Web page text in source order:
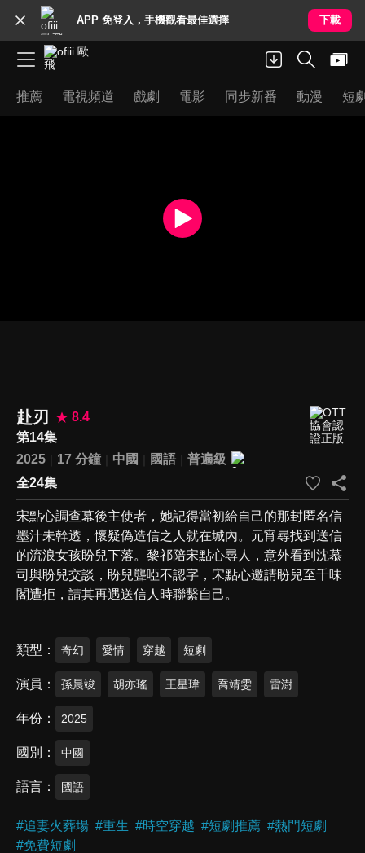
APP 免登入，手機觀看最佳選擇 下載
推薦 電視頻道 戲劇 電影 同步新番 動漫 短
赴刃
8.4
第14集
2025
17 分鐘 中國 國語
普遍級
全24集
宋點心調查幕後主使者，她記得當初給自己的那封匿名信
墨汁未幹透，懷疑偽造信之人就在城內。元宵尋找到送信
的流浪女孩盼兒下落。黎祁陪宋點心尋人，意外看到沈慕
司與盼兒交談，盼兒聾啞不認字，宋點心邀請盼兒至千味
閣遭拒，請其再遇送信人時聯繫自己。
類型 奇幻 愛情 穿越 短劇
演員 孫晨竣 胡亦瑤 王星瑋 喬靖雯 雷澍
年份 2025
國別 中國
語言 國語
#追妻火葬場 #重生 #時空穿越 #短劇推薦 #熱門短劇
#免費短劇